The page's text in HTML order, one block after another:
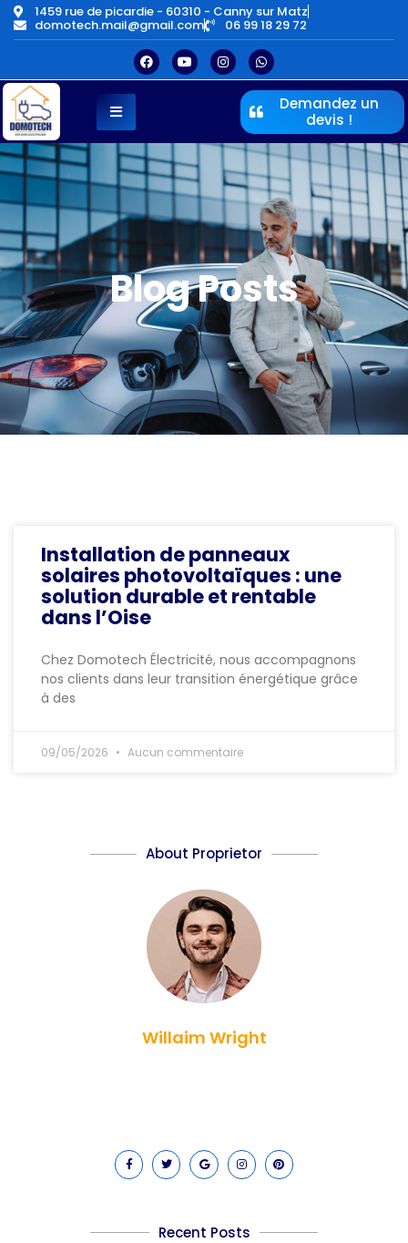
1459 rue de picardie - 60310 - Canny sur Matz
domotech.mail@gmail.com 06 99 18 29 72
Demandez un
devis !
Blog Posts
Installation de panneaux
solaires photovoltaïques : une
solution durable et rentable
dans l’Oise
Chez Domotech Électricité, nous accompagnons
nos clients dans leur transition énergétique grâce
à des
09/05/2026 Aucun commentaire
About Proprietor
Willaim Wright
Recent Posts